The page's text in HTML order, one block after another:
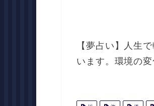
【夢占い】人生
います。環境の